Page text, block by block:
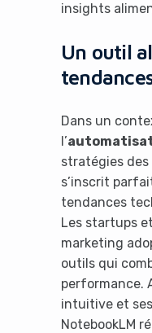
insights
Un outil
Dans un
l’
stratégies des
s’inscrit
tendances
Les startups
marketing
outils qui
performance.
intuitive et
NotebookLM